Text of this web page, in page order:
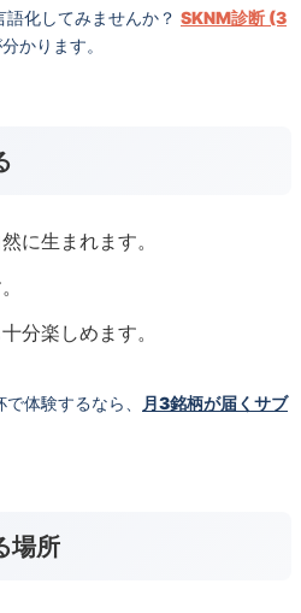
化してみませんか？ SKNM診断 (3
かります。
に生まれます。
分楽しめます。
体験するなら、
月3銘柄が届くサブ
場所